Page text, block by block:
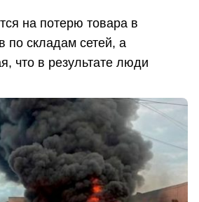
на потерю товара в
по складам сетей, а
что в результате люди